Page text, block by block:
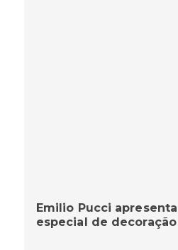
Emilio Pucci
especial de decoração